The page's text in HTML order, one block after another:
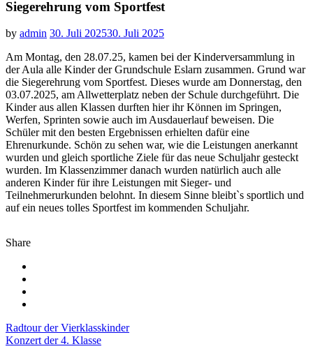
Siegerehrung vom Sportfest
by admin 30. Juli 202530. Juli 2025
Am Montag, den 28.07.25, kamen bei der Kinderversammlung in
der Aula alle Kinder der Grundschule Eslarn zusammen. Grund war
die Siegerehrung vom Sportfest. Dieses wurde am Donnerstag, den
03.07.2025, am Allwetterplatz neben der Schule durchgeführt. Die
Kinder aus allen Klassen durften hier ihr Können im Springen,
Werfen, Sprinten sowie auch im Ausdauerlauf beweisen. Die
Schüler mit den besten Ergebnissen erhielten dafür eine
Ehrenurkunde. Schön zu sehen war, wie die Leistungen anerkannt
wurden und gleich sportliche Ziele für das neue Schuljahr gesteckt
wurden. Im Klassenzimmer danach wurden natürlich auch alle
anderen Kinder für ihre Leistungen mit Sieger- und
Teilnehmerurkunden belohnt. In diesem Sinne bleibt`s sportlich und
auf ein neues tolles Sportfest im kommenden Schuljahr.
Share
Beitragsnavigation
Radtour der Vierklasskinder
Konzert der 4. Klasse